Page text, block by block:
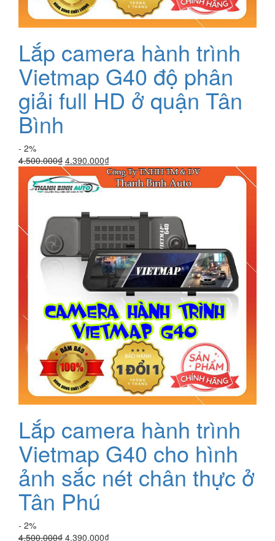
Lắp camera hành trình
Vietmap G40 độ phân
giải full HD ở quận Tân
Bình
- 2%
4.500.000₫ Giá
gốc
là:
4.500.000₫.
4.390.000₫Giá
hiện
tại
4.390.000₫.
Lắp camera hành trình
Vietmap G40 cho hình
ảnh sắc nét chân thực ở
Tân Phú
- 2%
4.500.000₫ Giá
4.390.000₫Giá